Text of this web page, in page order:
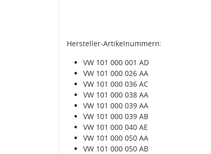
Hersteller-Artikelnummern:
VW 101 000 001 AD
VW 101 000 026 AA
VW 101 000 036 AC
VW 101 000 038 AA
VW 101 000 039 AA
VW 101 000 039 AB
VW 101 000 040 AE
VW 101 000 050 AA
VW 101 000 050 AB